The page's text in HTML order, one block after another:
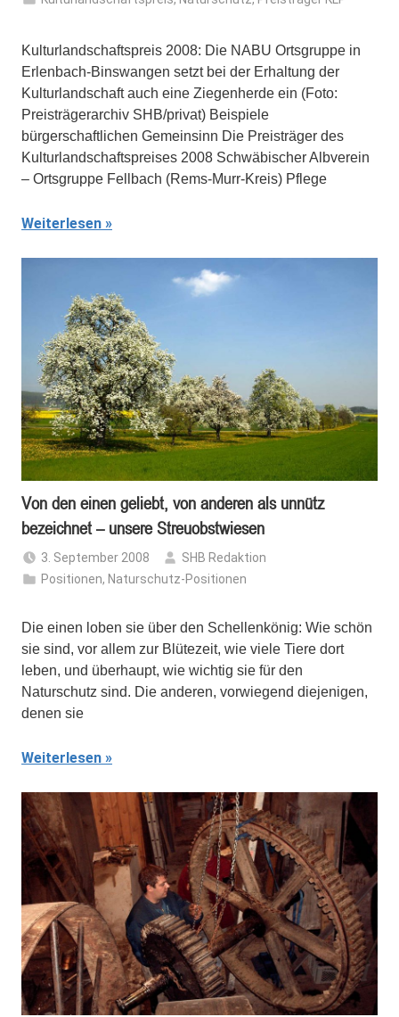
Kulturlandschaftspreis 2008: Die NABU Ortsgruppe in
Erlenbach-Binswangen setzt bei der Erhaltung der
Kulturlandschaft auch eine Ziegenherde ein (Foto:
Preisträgerarchiv SHB/privat) Beispiele
bürgerschaftlichen Gemeinsinn Die Preisträger des
Kulturlandschaftspreises 2008 Schwäbischer Albverein
– Ortsgruppe Fellbach (Rems-Murr-Kreis) Pflege
Weiterlesen
Von den einen geliebt, von anderen als unnütz
bezeichnet – unsere Streuobstwiesen
3. September 2008
SHB Redaktion
Positionen, Naturschutz-Positionen
Die einen loben sie über den Schellenkönig: Wie schön
sie sind, vor allem zur Blütezeit, wie viele Tiere dort
leben, und überhaupt, wie wichtig sie für den
Naturschutz sind. Die anderen, vorwiegend diejenigen,
denen sie
Weiterlesen